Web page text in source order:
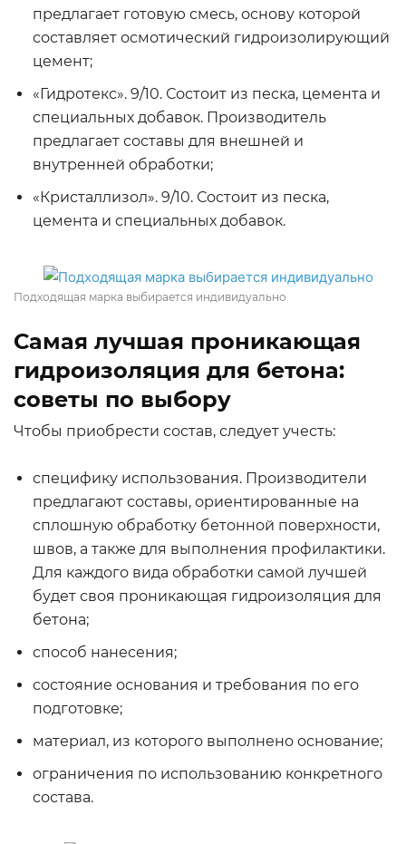
предлагает готовую смесь, основу которой
составляет осмотический гидроизолирующий
цемент;
«Гидротекс». 9/10. Состоит из песка, цемента и
специальных добавок. Производитель
предлагает составы для внешней и
внутренней обработки;
«Кристаллизол». 9/10. Состоит из песка,
цемента и специальных добавок.
Подходящая марка выбирается индивидуально
Самая лучшая проникающая
гидроизоляция для бетона:
советы по выбору
Чтобы приобрести состав, следует учесть:
специфику использования. Производители
предлагают составы, ориентированные на
сплошную обработку бетонной поверхности,
швов, а также для выполнения профилактики.
Для каждого вида обработки самой лучшей
будет своя проникающая гидроизоляция для
бетона;
способ нанесения;
состояние основания и требования по его
подготовке;
материал, из которого выполнено основание;
ограничения по использованию конкретного
состава.